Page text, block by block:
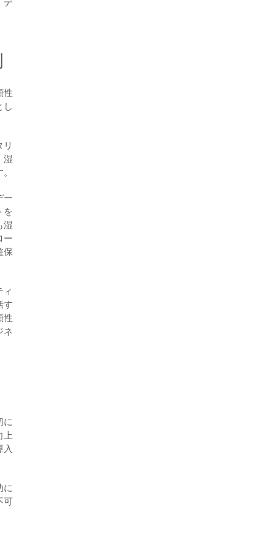
デ
性
し
湿
ー
を
湿
ー
保
ィ
す
性
ネ
に
上
入
に
可